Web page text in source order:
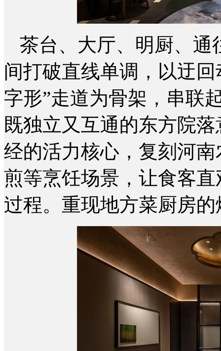
茶台、大厅、明厨、通
间打破直线单调，以迂
字形”走道为骨架，串联
既独立又互通的东方院
经的活力核心，复刻河
煎等烹饪场景，让食客
过程。重现地方菜厨房